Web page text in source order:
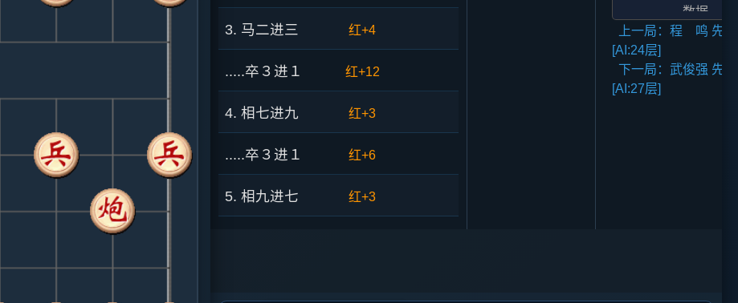
3. 马二进三 红+4
.....卒３进１ 红+12
4. 相七进九 红+3
.....卒３进１ 红+6
5. 相九进七 红+3
数据
AI支招,云库应
二者的评分表
法相差2至3倍,
上一局：程 鸣 先
[AI:24层]
下一局：武俊强 先
[AI:27层]